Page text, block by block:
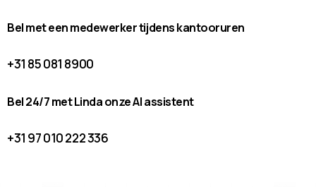
Bel met een medewerker tijdens kantooruren
+31 85 081 8900
Bel 24/7 met Linda onze AI assistent
+31 97 010 222 336